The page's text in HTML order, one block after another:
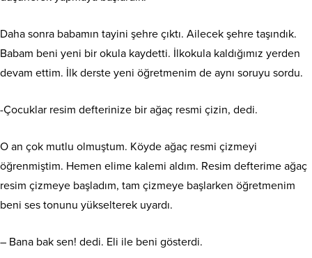
Daha sonra babamın tayini şehre çıktı. Ailecek şehre taşındık.
Babam beni yeni bir okula kaydetti. İlkokula kaldığımız yerden
devam ettim. İlk derste yeni öğretmenim de aynı soruyu sordu.
-Çocuklar resim defterinize bir ağaç resmi çizin, dedi.
O an çok mutlu olmuştum. Köyde ağaç resmi çizmeyi
öğrenmiştim. Hemen elime kalemi aldım. Resim defterime ağaç
resim çizmeye başladım, tam çizmeye başlarken öğretmenim
beni ses tonunu yükselterek uyardı.
– Bana bak sen! dedi. Eli ile beni gösterdi.